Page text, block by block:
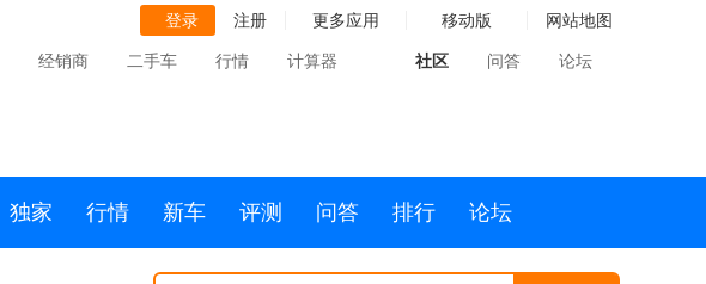
登录 注册 更多应用 移动版 网站地图
经销商 二手车 行情 计算器 社区 问答 论坛
独家 行情 新车 评测 问答 排行 论坛